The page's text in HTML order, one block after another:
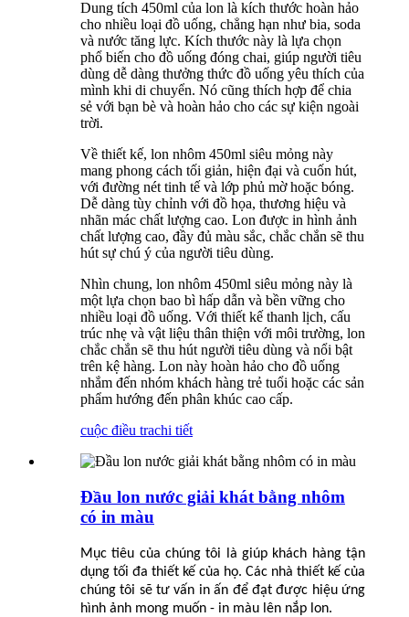
Dung tích 450ml của lon là kích thước hoàn hảo
cho nhiều loại đồ uống, chẳng hạn như bia, soda
và nước tăng lực. Kích thước này là lựa chọn
phổ biến cho đồ uống đóng chai, giúp người tiêu
dùng dễ dàng thưởng thức đồ uống yêu thích của
mình khi di chuyển. Nó cũng thích hợp để chia
sẻ với bạn bè và hoàn hảo cho các sự kiện ngoài
trời.
Về thiết kế, lon nhôm 450ml siêu mỏng này
mang phong cách tối giản, hiện đại và cuốn hút,
với đường nét tinh tế và lớp phủ mờ hoặc bóng.
Dễ dàng tùy chỉnh với đồ họa, thương hiệu và
nhãn mác chất lượng cao. Lon được in hình ảnh
chất lượng cao, đầy đủ màu sắc, chắc chắn sẽ thu
hút sự chú ý của người tiêu dùng.
Nhìn chung, lon nhôm 450ml siêu mỏng này là
một lựa chọn bao bì hấp dẫn và bền vững cho
nhiều loại đồ uống. Với thiết kế thanh lịch, cấu
trúc nhẹ và vật liệu thân thiện với môi trường, lon
chắc chắn sẽ thu hút người tiêu dùng và nổi bật
trên kệ hàng. Lon này hoàn hảo cho đồ uống
nhắm đến nhóm khách hàng trẻ tuổi hoặc các sản
phẩm hướng đến phân khúc cao cấp.
cuộc điều trachi tiết
Đầu lon nước giải khát bằng nhôm
có in màu
Mục tiêu của chúng tôi là giúp khách hàng tận
dụng tối đa thiết kế của họ. Các nhà thiết kế của
chúng tôi sẽ tư vấn in ấn để đạt được hiệu ứng
hình ảnh mong muốn - in màu lên nắp lon.